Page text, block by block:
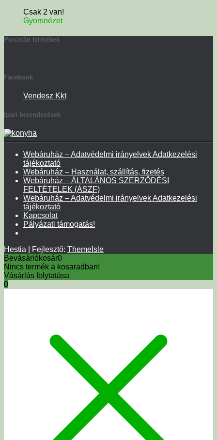
Csak 2 van!
Gyorsnézet
Porcelán termékek
Facebook
Vendesz Kkt
Ipari berendezések
Webáruház – Adatvédelmi irányelvek Adatkezelési
tájékoztató
Webáruház – Használat, szállítás, fizetés
Webáruház – ÁLTALÁNOS SZERZŐDÉSI
FELTÉTELEK (ÁSZF)
Webáruház – Adatvédelmi irányelvek Adatkezelési
tájékoztató
Kapcsolat
Pályázati támogatás!
Hestia | Fejlesztő: ThemeIsle
Bevásárlókosár0
Nincs termék a kosaradban!
Vásárlás folytatása
0